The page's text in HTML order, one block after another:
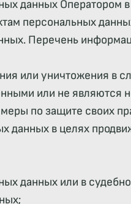
данных Оператором
персональных
Перечень
или уничтожения в
или не являются
по защите своих
данных в целях
данных или в